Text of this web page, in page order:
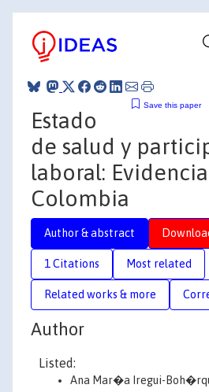
Save this paper
Estado
de salud y
laboral:
Colombia
Author & abstract
1 Citations Most related
Related works & more
Author
Listed:
Ana Mar�a Iregui-